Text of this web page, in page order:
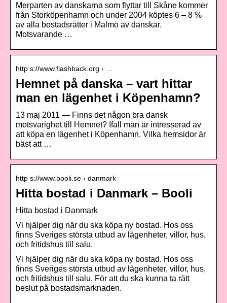
Merparten av danskarna som flyttar till Skåne kommer
från Storköpenhamn och under 2004 köptes 6 – 8 %
av alla bostadsrätter i Malmö av danskar.
Motsvarande …
http s://www.flashback.org › …
Hemnet på danska – vart hittar
man en lägenhet i Köpenhamn?
13 maj 2011 — Finns det någon bra dansk
motsvarighet till Hemnet? Ifall man är intresserad av
att köpa en lägenhet i Köpenhamn. Vilka hemsidor är
bäst att …
http s://www.booli.se › danmark
Hitta bostad i Danmark – Booli
Hitta bostad i Danmark
Vi hjälper dig när du ska köpa ny bostad. Hos oss
finns Sveriges största utbud av lägenheter, villor, hus,
och fritidshus till salu.
Vi hjälper dig när du ska köpa ny bostad. Hos oss
finns Sveriges största utbud av lägenheter, villor, hus,
och fritidshus till salu. För att du ska kunna ta rätt
beslut på bostadsmarknaden.